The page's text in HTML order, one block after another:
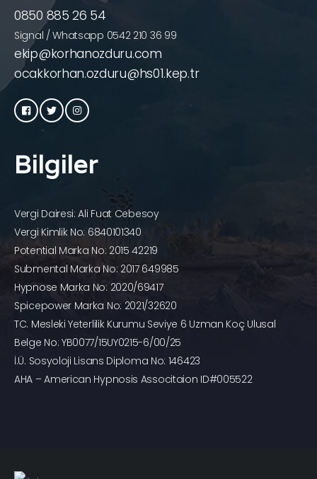
0850 885 26 54
Signal / Whatsapp 0542 210 36 99
ekip@korhanozduru.com
ocakkorhan.ozduru@hs01.kep.tr
Bilgiler
Vergi Dairesi: Ali Fuat Cebesoy
Vergi Kimlik No: 6840101340
Potential Marka No: 2015 42219
Submental Marka No: 2017 649985
Hypnose Marka No: 2020/69417
Spicepower Marka No: 2021/32620
TC. Mesleki Yeterlilik Kurumu Seviye 6 Uzman Koç Ulusal
Belge No: YB0077/15UY0215-6/00/25
İ.Ü. Sosyoloji Lisans Diploma No: 146423
AHA – American Hypnosis Associtaion ID#005522